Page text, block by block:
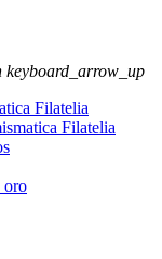
keyboard_arrow_up
Filatelia
Filatelia
oro